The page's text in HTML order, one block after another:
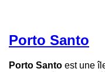
Porto Santo
Porto Santo est une